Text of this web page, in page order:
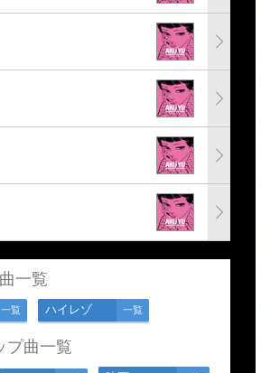
一覧
一覧 ハイレゾ 一覧
プ曲一覧